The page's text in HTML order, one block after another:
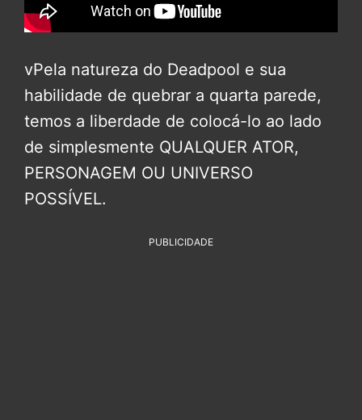
vPela natureza do Deadpool e sua
habilidade de quebrar a quarta parede,
temos a liberdade de colocá-lo ao lado
de simplesmente QUALQUER ATOR,
PERSONAGEM OU UNIVERSO
POSSÍVEL.
PUBLICIDADE